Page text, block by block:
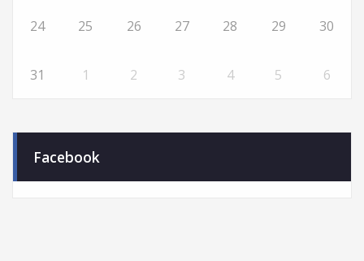
24 25 26 27 28 29 30
31 1 2 3 4 5 6
Facebook